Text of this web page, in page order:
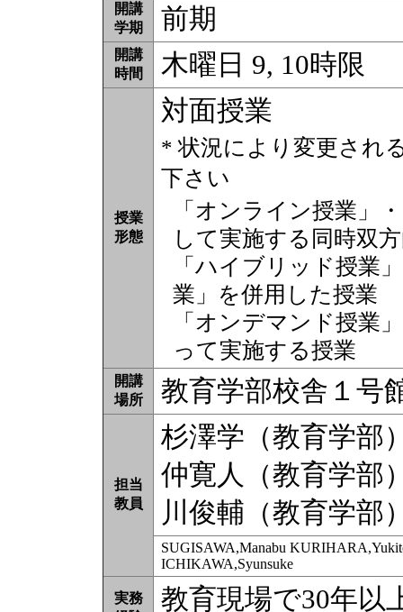
開講
学期
前期
開講
時間
木曜日 9, 10時限
授業
形態
対面授業
* 状況により変更され
下さい
「オンライン授業」
して実施する同時双
「ハイブリッド授業
業」を併用した授業
「オンデマンド授業
って実施する授業
開講
場所
教育学部校舎１号
担当
教員
杉澤学（教育学部
仲寛人（教育学部
川俊輔（教育学部
SUGISAWA,Manabu
ICHIKAWA,Syunsuke
実務
教育現場で30年以